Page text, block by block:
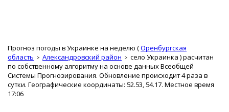
Прогноз погоды в Украинке на неделю (Оренбургская
область
Александровский район село Украинка ) расчитан
по собственному алгоритму на основе данных Всеобщей
Системы Прогнозирования. Обновление происходит 4 раза в
сутки. Географические координаты: 52.53, 54.17. Местное время
17:06